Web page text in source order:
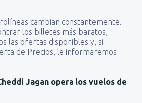
cambian constantemente.
los billetes más baratos,
las ofertas disponibles y, si
de Precios, le informaremos
Jagan opera los vuelos de